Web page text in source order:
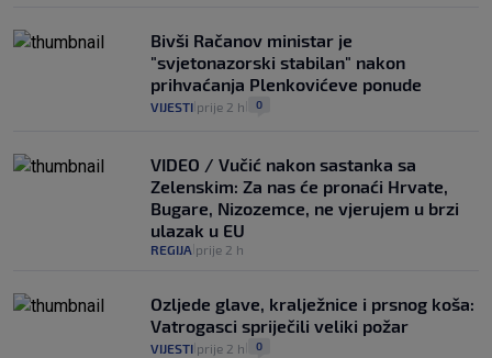
Bivši Račanov ministar je
"svjetonazorski stabilan" nakon
prihvaćanja Plenkovićeve ponude
VIJESTI prije 2 h 0
VIDEO / Vučić nakon sastanka sa
Zelenskim: Za nas će pronaći Hrvate,
Bugare, Nizozemce, ne vjerujem u brzi
ulazak u EU
REGIJA prije 2 h
Ozljede glave, kralježnice i prsnog koša:
Vatrogasci spriječili veliki požar
VIJESTI prije 2 h 0